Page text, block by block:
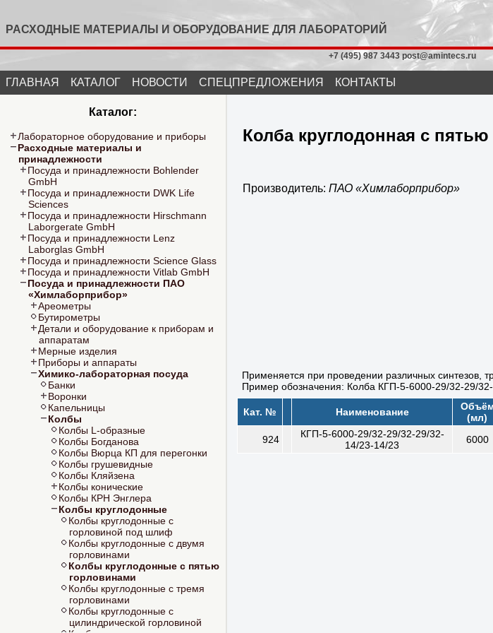
РАСХОДНЫЕ МАТЕРИАЛЫ И ОБОРУДОВАНИЕ ДЛЯ ЛАБОРАТОРИЙ
+7 (495) 987 3443 post@amintecs.ru
ГЛАВНАЯ КАТАЛОГ НОВОСТИ СПЕЦПРЕДЛОЖЕНИЯ КОНТАКТЫ
Каталог:
Лабораторное оборудование и приборы
Расходные материалы и
принадлежности
Посуда и принадлежности Bohlender
GmbH
Посуда и принадлежности DWK Life
Sciences
Посуда и принадлежности Hirschmann
Laborgerate GmbH
Посуда и принадлежности Lenz
Laborglas GmbH
Посуда и принадлежности Science Glass
Посуда и принадлежности Vitlab GmbH
Посуда и принадлежности ПАО
«Химлаборприбор»
Ареометры
Бутирометры
Детали и оборудование к приборам и
аппаратам
Мерные изделия
Приборы и аппараты
Химико-лабораторная посуда
Банки
Воронки
Капельницы
Колбы
Колбы L-образные
Колбы Богданова
Колбы Вюрца КП для перегонки
Колбы грушевидные
Колбы Кляйзена
Колбы конические
Колбы КРН Энглера
Колбы круглодонные
Колбы круглодонные с
горловиной под шлиф
Колбы круглодонные с двумя
горловинами
Колбы круглодонные с пятью
горловинами
Колбы круглодонные с тремя
горловинами
Колбы круглодонные с
цилиндрической горловиной
Колба круглодонная с
Производитель: ПАО «Химлаборприбор»
Применяется при проведении различных синтезов,
Пример обозначения: Колба КГП-5-6000-29/32-29/
Кат. № Наименование
(мл)
924
КГП-5-6000-29/32-29/32-29/32-
14/23-14/23
6000